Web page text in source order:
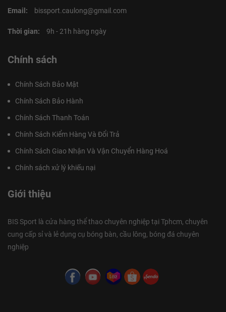
Email: bissport.caulong@gmail.com
Thời gian: 9h - 21h hàng ngày
Chính sách
Chính Sách Bảo Mật
Chính Sách Bảo Hành
Chính Sách Thanh Toán
Chính Sách Kiểm Hàng Và Đổi Trả
Chính Sách Giao Nhận Và Vận Chuyển Hàng Hoá
Chính sách xử lý khiếu nại
Giới thiệu
BIS Sport là cửa hàng thể thao chuyên nghiệp tại Tphcm, chuyên
cung cấp sỉ và lẻ dụng cụ bóng bàn, cầu lông, bóng đá chuyên
nghiệp